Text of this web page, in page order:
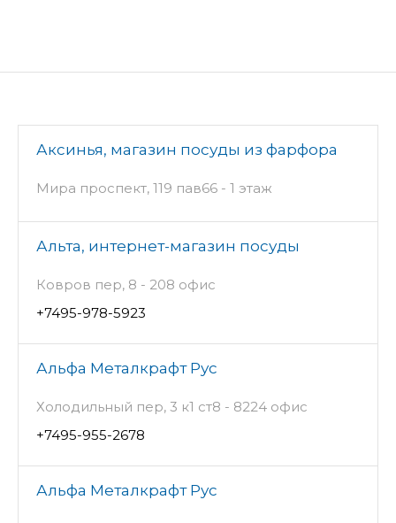
Аксинья, магазин посуды из фарфора
Мира проспект, 119 пав66 - 1 этаж
Альта, интернет-магазин посуды
Ковров пер, 8 - 208 офис
+7495-978-5923
Альфа Металкрафт Рус
Холодильный пер, 3 к1 ст8 - 8224 офис
+7495-955-2678
Альфа Металкрафт Рус